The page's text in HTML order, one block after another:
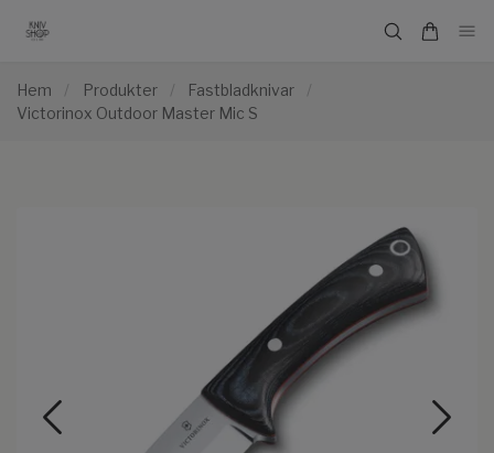
Hem / Produkter / Fastbladknivar
/
Victorinox Outdoor Master Mic S